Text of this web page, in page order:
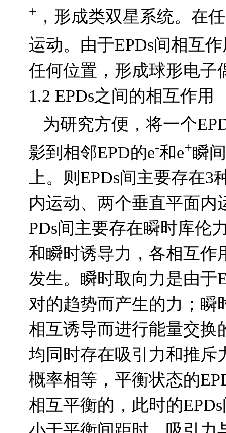
+ ，形成类双星系统。在
运动。由于EPDs间相互
任何位置，形成球形电子
1.2 EPDs之间的相互作用
为研究方便，将一个
影到相邻EPD的e-和e+瞬
上。则 EPDs间主要存在3
内运动、两个垂直平面
PDs间主要存在瞬时库伦
和瞬时诱导力，各相互作
发生。瞬时取向力是由于
对的趋势而产生的力；瞬
相互诱导而进行能量交换
均同时存在吸引力和推斥
概率相等，平衡状态的
相互平衡的，此时的EPDs